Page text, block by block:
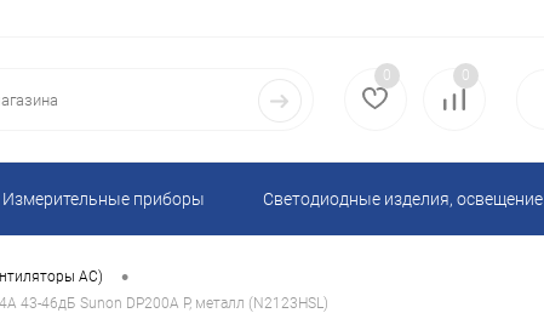
0 0
Измерительные приборы Светодиодные изделия, освещение
AC) •
43-46дБ Sunon DP200A P, металл (N2123HSL)